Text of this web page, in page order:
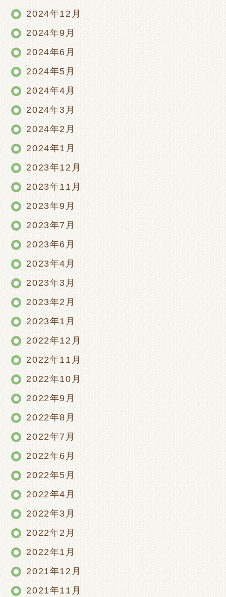
2024年12月
2024年9月
2024年6月
2024年5月
2024年4月
2024年3月
2024年2月
2024年1月
2023年12月
2023年11月
2023年9月
2023年7月
2023年6月
2023年4月
2023年3月
2023年2月
2023年1月
2022年12月
2022年11月
2022年10月
2022年9月
2022年8月
2022年7月
2022年6月
2022年5月
2022年4月
2022年3月
2022年2月
2022年1月
2021年12月
2021年11月